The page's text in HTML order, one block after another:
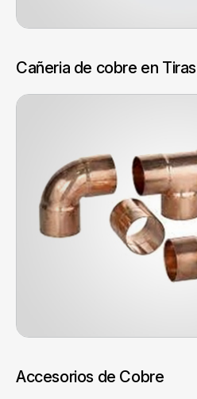
Cañeria de cobre en Tiras
Accesorios de Cobre